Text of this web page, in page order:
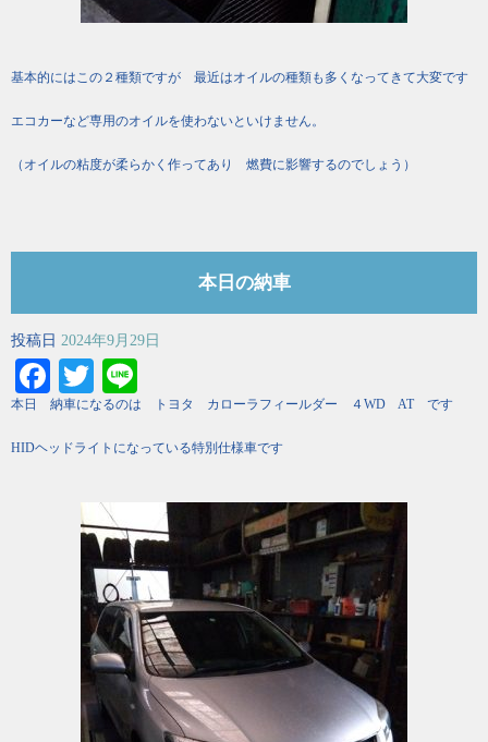
基本的にはこの２種類ですが 最近はオイルの種類も多くなってきて大変です
エコカーなど専用のオイルを使わないといけません。
（オイルの粘度が柔らかく作ってあり 燃費に影響するのでしょう）
本日の納車
投稿日 2024年9月29日
Facebook
Twitter
本日 納車になるのは トヨタ カローラフィールダー ４WD AT です
HIDヘッドライトになっている特別仕様車です